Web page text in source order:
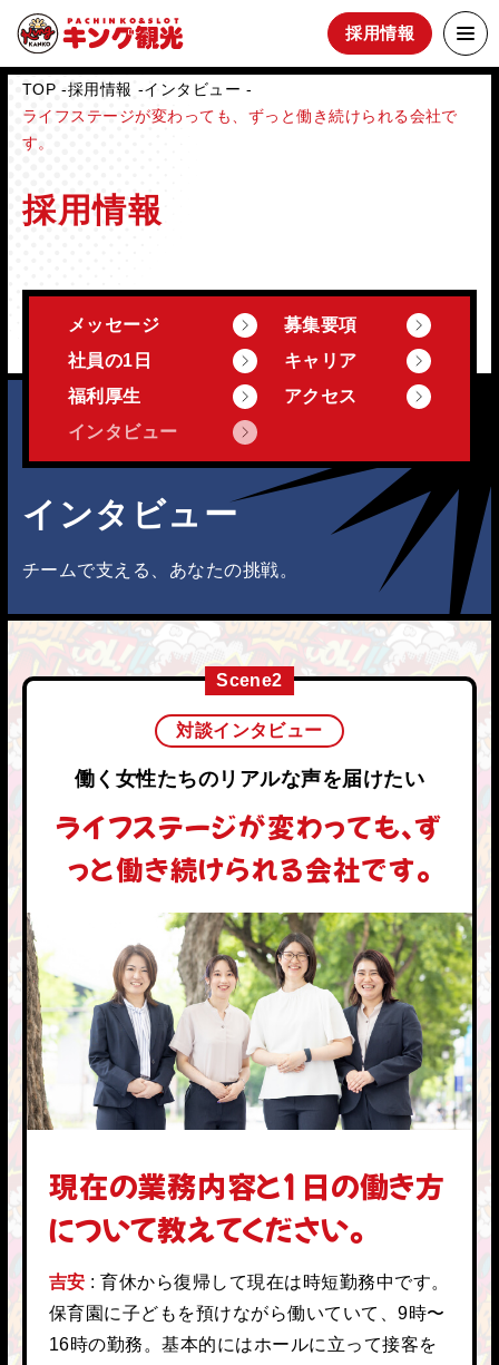
採用情報
TOP 採用情報
インタビュー
ライフステージが変わっても、ずっと働き続けられる会社で
す。
採用情報
メッセージ
募集要項
社員の1日
キャリア
福利厚生
アクセス
インタビュー
インタビュー
チームで支える、あなたの挑戦。
対談インタビュー
働く女性たちのリアルな声を届けたい
ライフステージが変わっても、ず
っと働き続けられる会社です。
Scene2
現在の業務内容と1日の働き方
について教えてください。
吉安
育休から復帰して現在は時短勤務中です。
保育園に子どもを預けながら働いていて、9時〜
16時の勤務。基本的にはホールに立って接客を